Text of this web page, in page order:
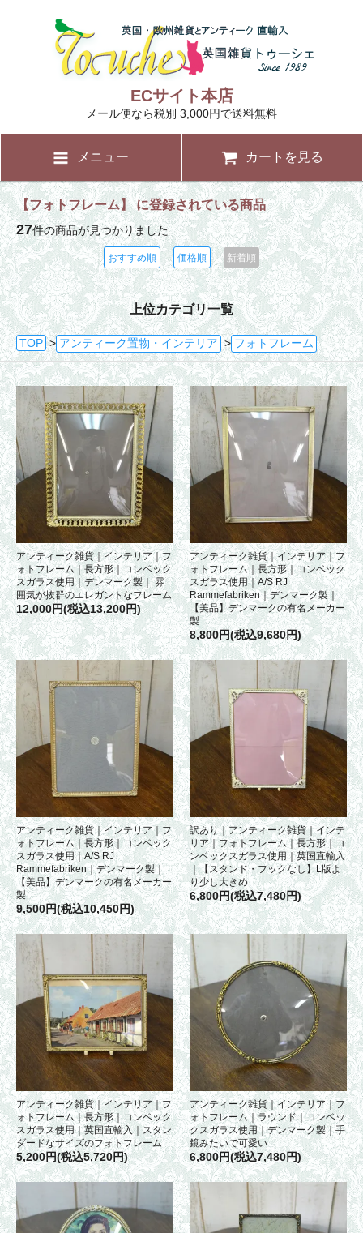
ECサイト本店
メール便なら税別 3,000円で送料無料
メニュー カートを見る
【フォトフレーム】 に登録されている商品
27件の商品が見つかりました
おすすめ順 価格順 新着順
上位カテゴリ一覧
TOP > アンティーク置物・インテリア > フォトフレーム
アンティーク雑貨｜インテリア｜フ
ォトフレーム｜長方形｜コンベック
スガラス使用｜デンマーク製｜ 雰
囲気が抜群のエレガントなフレーム
12,000円(税込13,200円)
アンティーク雑貨｜インテリア｜フ
ォトフレーム｜長方形｜コンベック
スガラス使用｜A/S RJ
Rammefabriken｜デンマーク製｜
【美品】デンマークの有名メーカー
製
8,800円(税込9,680円)
アンティーク雑貨｜インテリア｜フ
ォトフレーム｜長方形｜コンベック
スガラス使用｜A/S RJ
Rammefabriken｜デンマーク製｜
【美品】デンマークの有名メーカー
製
9,500円(税込10,450円)
訳あり｜アンティーク雑貨｜インテ
リア｜フォトフレーム｜長方形｜コ
ンベックスガラス使用｜英国直輸入
｜【スタンド・フックなし】L版よ
り少し大きめ
6,800円(税込7,480円)
アンティーク雑貨｜インテリア｜フ
ォトフレーム｜長方形｜コンベック
スガラス使用｜英国直輸入｜スタン
ダードなサイズのフォトフレーム
5,200円(税込5,720円)
アンティーク雑貨｜インテリア｜フ
ォトフレーム｜ラウンド｜コンベッ
クスガラス使用｜デンマーク製｜手
鏡みたいで可愛い
6,800円(税込7,480円)